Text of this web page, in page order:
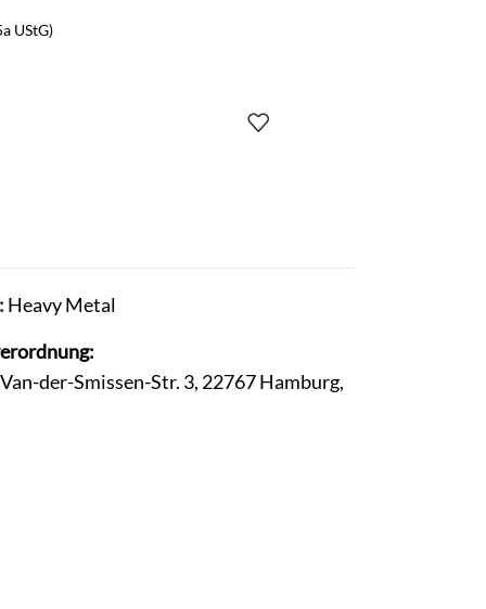
UStG)
Heavy Metal
der-Smissen-Str. 3, 22767 Hamburg,